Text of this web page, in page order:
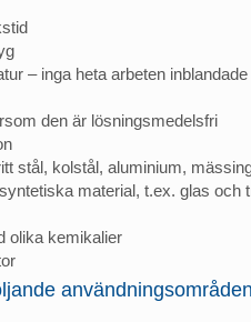
– inga heta arbeten inblandade
den är lösningsmedelsfri
stål, kolstål, aluminium,
material, t.ex. glas och
olika kemikalier